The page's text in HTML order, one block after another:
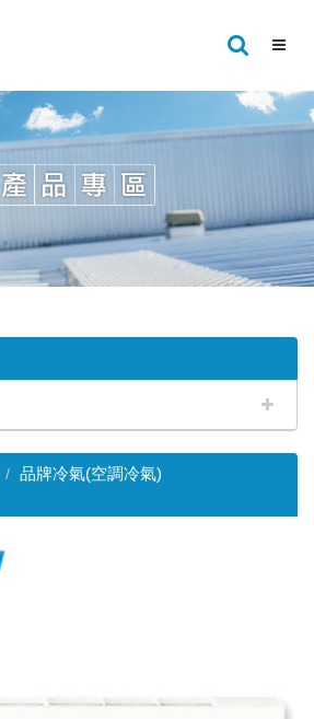
品牌冷氣(空調冷氣)